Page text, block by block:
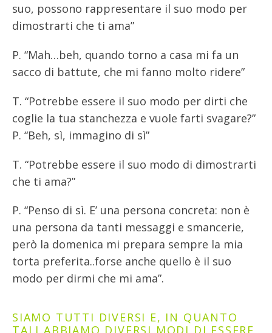
suo, possono rappresentare il suo modo per
dimostrarti che ti ama”
P. “Mah…beh, quando torno a casa mi fa un
sacco di battute, che mi fanno molto ridere”
T. “Potrebbe essere il suo modo per dirti che
coglie la tua stanchezza e vuole farti svagare?”
P. “Beh, sì, immagino di sì”
T. “Potrebbe essere il suo modo di dimostrarti
che ti ama?”
P. “Penso di sì. E’ una persona concreta: non è
una persona da tanti messaggi e smancerie,
però la domenica mi prepara sempre la mia
torta preferita..forse anche quello è il suo
modo per dirmi che mi ama”.
SIAMO TUTTI DIVERSI E, IN QUANTO